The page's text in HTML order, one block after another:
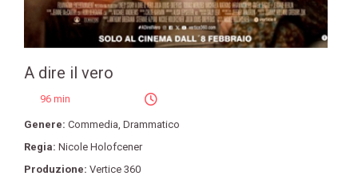
A dire il vero
96 min
Genere: Commedia Drammatico
Regia: Nicole Holofcener
Produzione: Vertice 360